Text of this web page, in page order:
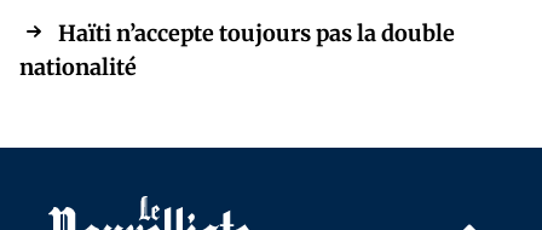
Haïti n’accepte toujours pas la double
nationalité